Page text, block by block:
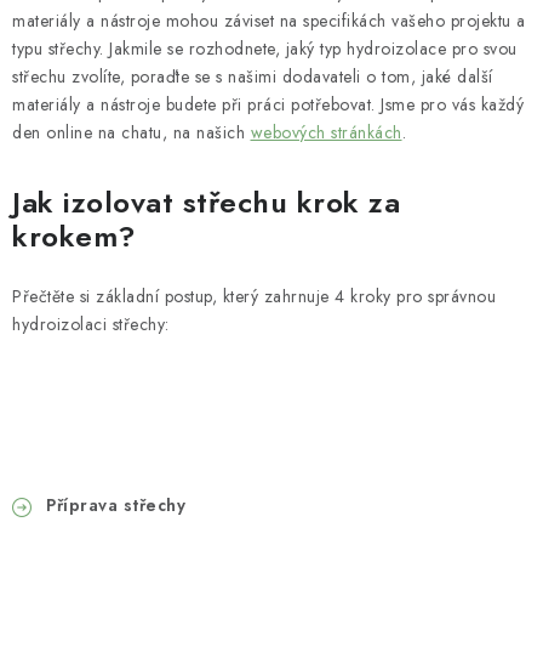
materiály a nástroje mohou záviset na specifikách vašeho projektu a
typu střechy. Jakmile se rozhodnete, jaký typ hydroizolace pro svou
střechu zvolíte, poraďte se s našimi dodavateli o tom, jaké další
materiály a nástroje budete při práci potřebovat. Jsme pro vás každý
den online na chatu, na našich webových stránkách.
Jak izolovat střechu krok za
krokem?
Přečtěte si základní postup, který zahrnuje 4 kroky pro správnou
hydroizolaci střechy:
Příprava střechy